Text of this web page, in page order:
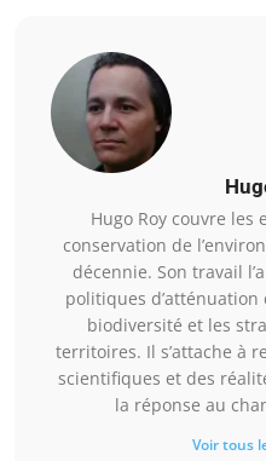
Hugo Roy couvre
conservation de
décennie. Son travail
politiques
biodiversité et les
territoires. Il s’attache à
scientifiques et des
la réponse au
Voir tous